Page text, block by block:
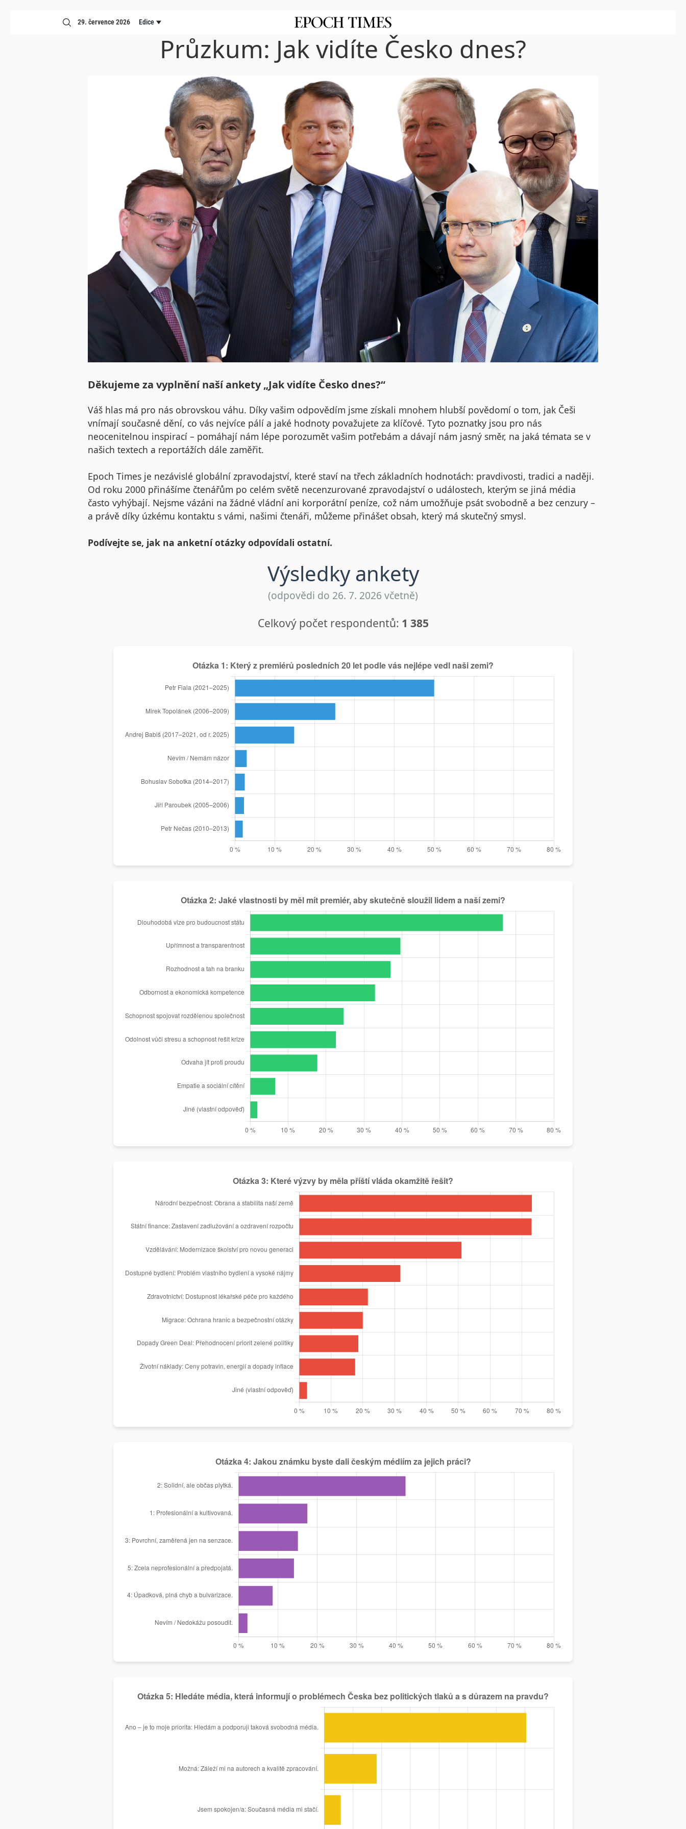
29. července 2026 Edice
Průzkum: Jak vidíte Česko dnes?
Děkujeme za vyplnění naší ankety „Jak vidíte Česko dnes?“
Váš hlas má pro nás obrovskou váhu. Díky vašim odpovědím jsme získali mnohem hlubší povědomí o tom, jak Češi
vnímají současné dění, co vás nejvíce pálí a jaké hodnoty považujete za klíčové. Tyto poznatky jsou pro nás
neocenitelnou inspirací – pomáhají nám lépe porozumět vašim potřebám a dávají nám jasný směr, na jaká témata se v
našich textech a reportážích dále zaměřit.
Epoch Times je nezávislé globální zpravodajství, které staví na třech základních hodnotách: pravdivosti, tradici a naději.
Od roku 2000 přinášíme čtenářům po celém světě necenzurované zpravodajství o událostech, kterým se jiná média
často vyhýbají. Nejsme vázáni na žádné vládní ani korporátní peníze, což nám umožňuje psát svobodně a bez cenzury –
a právě díky úzkému kontaktu s vámi, našimi čtenáři, můžeme přinášet obsah, který má skutečný smysl.
Podívejte se, jak na anketní otázky odpovídali ostatní.
Výsledky ankety
(odpovědi do 26. 7. 2026 včetně)
Celkový počet respondentů: 1 385